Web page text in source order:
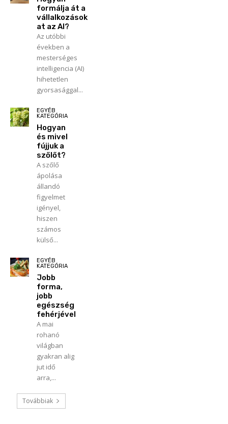
formálja át a
vállalkozások
at az AI?
Az utóbbi
években a
mesterséges
intelligencia (AI)
hihetetlen
gyorsasággal...
EGYÉB
KATEGÓRIA
Hogyan
és mivel
fújjuk a
szőlőt?
A szőlő
ápolása
állandó
figyelmet
igényel,
hiszen
számos
külső...
EGYÉB
KATEGÓRIA
Jobb
forma,
jobb
egészség
fehérjével
A mai
rohanó
világban
gyakran alig
jut idő
arra,...
Továbbiak